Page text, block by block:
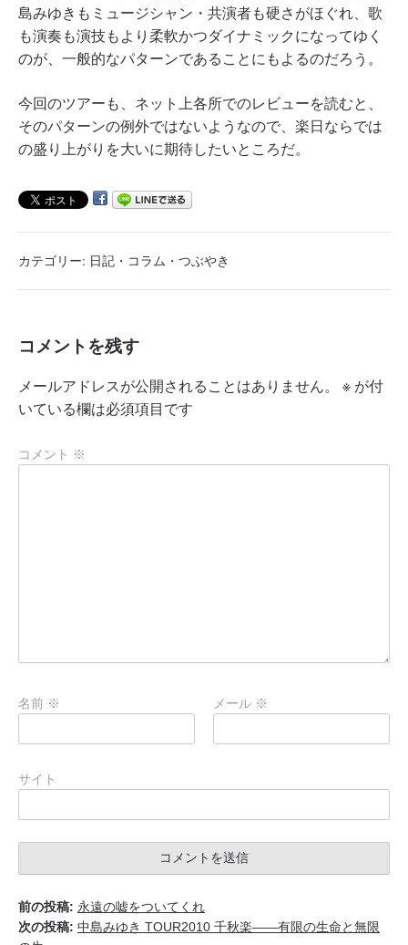
島みゆきもミュージシャン・共演者も硬さがほぐれ、歌
も演奏も演技もより柔軟かつダイナミックになってゆく
のが、一般的なパターンであることにもよるのだろう。
今回のツアーも、ネット上各所でのレビューを読むと、
そのパターンの例外ではないようなので、楽日ならでは
の盛り上がりを大いに期待したいところだ。
カテゴリー: 日記・コラム・つぶやき
コメントを残す
メールアドレスが公開されることはありません。 ※ が付
いている欄は必須項目です
コメント ※
名前 ※ メール ※
サイト
前の投稿: 永遠の嘘をついてくれ
次の投稿: 中島みゆき TOUR2010 千秋楽――有限の生命と無限